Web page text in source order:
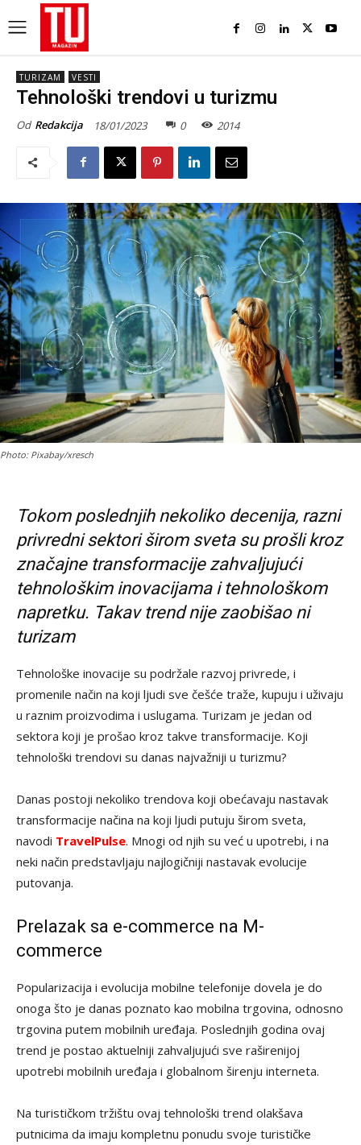
TURIZAM VESTI
Tehnološki trendovi u turizmu
Od Redakcija 18/01/2023 0 2014
Photo: Pixabay/xresch
Tokom poslednjih nekoliko decenija, razni
privredni sektori širom sveta su prošli kroz
značajne transformacije zahvaljujući
tehnološkim inovacijama i tehnološkom
napretku. Takav trend nije zaobišao ni
turizam
Tehnološke inovacije su podržale razvoj privrede, i
promenile način na koji ljudi sve češće traže, kupuju i uživaju
u raznim proizvodima i uslugama. Turizam je jedan od
sektora koji je prošao kroz takve transformacije. Koji
tehnološki trendovi su danas najvažniji u turizmu?
Danas postoji nekoliko trendova koji obećavaju nastavak
transformacije načina na koji ljudi putuju širom sveta,
navodi TravelPulse. Mnogi od njih su već u upotrebi, i na
neki način predstavljaju najlogičniji nastavak evolucije
putovanja.
Prelazak sa e-commerce na M-
commerce
Popularizacija i evolucija mobilne telefonije dovela je do
onoga što je danas poznato kao mobilna trgovina, odnosno
trgovina putem mobilnih uređaja. Poslednjih godina ovaj
trend je postao aktuelniji zahvaljujući sve raširenijoj
upotrebi mobilnih uređaja i globalnom širenju interneta.
Na turističkom tržištu ovaj tehnološki trend olakšava
putnicima da imaju kompletnu ponudu svoje turističke